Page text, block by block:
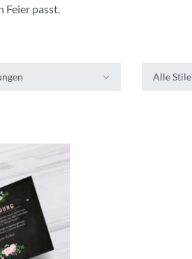
Feier passt.
Alle Stile